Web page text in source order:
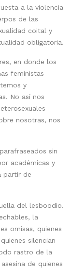
a la violencia
de las
coital y
obligatoria.
en donde los
feministas
y
No así nos
nosotras, nos
sin
académicas y
partir de
del lesboodio.
la
omisas, quienes
silencian
rastro de la
de quienes